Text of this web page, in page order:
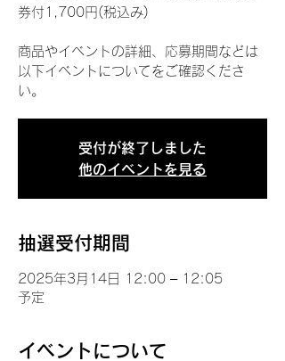
券付1,700円(税込み)
商品やイベントの詳細、応募期間などは
以下イベントについてをご確認くださ
い。
受付が終了しました
他のイベントを見る
抽選受付期間
2025年3月14日 12:00 – 12:05
予定
イベントについて